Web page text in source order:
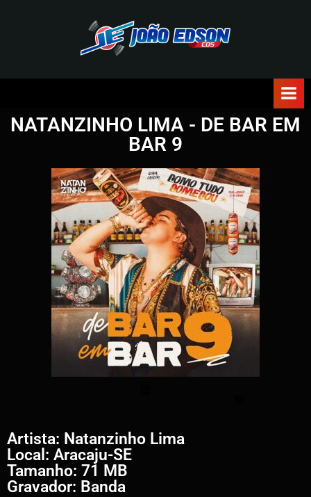
O
E
D
S
O
N
D
S
NATANZINHO LIMA - DE BAR EM
BAR 9
Artista: Natanzinho Lima
Local: Aracaju-SE
Tamanho: 71 MB
Gravador: Banda